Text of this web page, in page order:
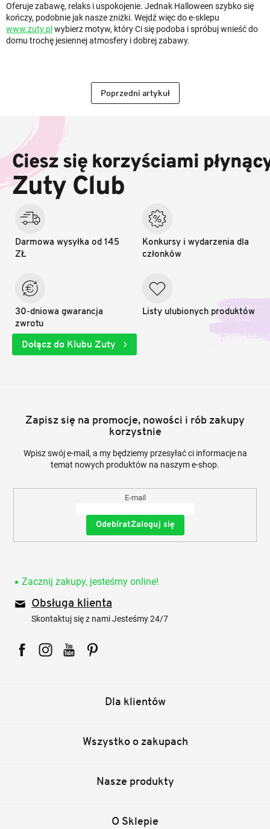
Oferuje zabawę, relaks i uspokojenie. Jednak Halloween szybko się
kończy, podobnie jak nasze zniżki. Wejdź więc do e-sklepu
www.zuty.pl wybierz motyw, który Ci się podoba i spróbuj wnieść do
domu trochę jesiennej atmosfery i dobrej zabawy.
Poprzedni artykuł
p
k
a
Ciesz się korzyściami
Zuty Club
Darmowa wysyłka od 145
ZŁ
30-dniowa gwarancja
zwrotu
Konkursy i wydarzenia dla
członków
Listy ulubionych produktów
Dołącz do Klubu Zuty
Zapisz się na promocje, nowości i rób zakupy
korzystnie
Wpisz swój e-mail, a my będziemy przesyłać ci informacje na
temat nowych produktów na naszym e-shop.
E-mail
Zaloguj się
Zacznij zakupy, jesteśmy online!
Obsługa klienta
Skontaktuj się z nami Jesteśmy 24/7
Dla klientów
Wszystko o zakupach
Nasze produkty
O Sklepie